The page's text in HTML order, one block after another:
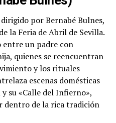
por Bernabé Bulnes,
la Feria de Abril de Sevilla.
un padre con
quienes se reencuentran
y los rituales
escenas domésticas
su «Calle del Infierno»,
dentro de la rica tradición